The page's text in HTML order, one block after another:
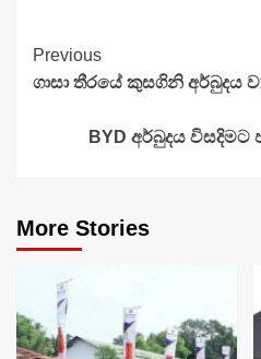
Continue
Reading
Previous
ගාසා තීරයේ කුසගිනි අර්බුදය
BYD අර්බුදය
More Stories